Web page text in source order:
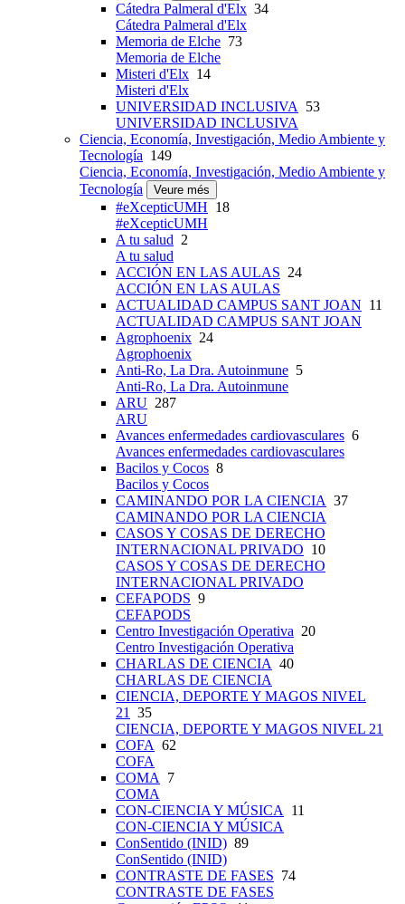
Cátedra Palmeral d'Elx 34
Cátedra Palmeral d'Elx
Memoria de Elche 73
Memoria de Elche
Misteri d'Elx 14
Misteri d'Elx
UNIVERSIDAD INCLUSIVA 53
UNIVERSIDAD INCLUSIVA
Ciencia, Economía, Investigación, Medio Ambiente y
Tecnología 149
Ciencia, Economía, Investigación, Medio Ambiente y
Tecnología
Veure més
#eXcepticUMH 18
#eXcepticUMH
A tu salud 2
A tu salud
ACCIÓN EN LAS AULAS 24
ACCIÓN EN LAS AULAS
ACTUALIDAD CAMPUS SANT JOAN 11
ACTUALIDAD CAMPUS SANT JOAN
Agrophoenix 24
Agrophoenix
Anti-Ro, La Dra. Autoinmune 5
Anti-Ro, La Dra. Autoinmune
ARU 287
ARU
Avances enfermedades cardiovasculares 6
Avances enfermedades cardiovasculares
Bacilos y Cocos 8
Bacilos y Cocos
CAMINANDO POR LA CIENCIA 37
CAMINANDO POR LA CIENCIA
CASOS Y COSAS DE DERECHO
INTERNACIONAL PRIVADO 10
CASOS Y COSAS DE DERECHO
INTERNACIONAL PRIVADO
CEFAPODS 9
CEFAPODS
Centro Investigación Operativa 20
Centro Investigación Operativa
CHARLAS DE CIENCIA 40
CHARLAS DE CIENCIA
CIENCIA, DEPORTE Y MAGOS NIVEL
21 35
CIENCIA, DEPORTE Y MAGOS NIVEL 21
COFA 62
COFA
COMA 7
COMA
CON-CIENCIA Y MÚSICA 11
CON-CIENCIA Y MÚSICA
ConSentido (INID) 89
ConSentido (INID)
CONTRASTE DE FASES 74
CONTRASTE DE FASES